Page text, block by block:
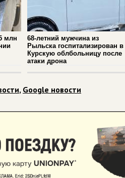
млн
68-летний мужчина из
Рыльска госпитализирован в
Курскую облбольницу после
атаки дрона
, Google новости